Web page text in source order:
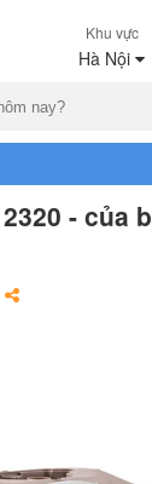
Khu vực
Hà Nội
- của